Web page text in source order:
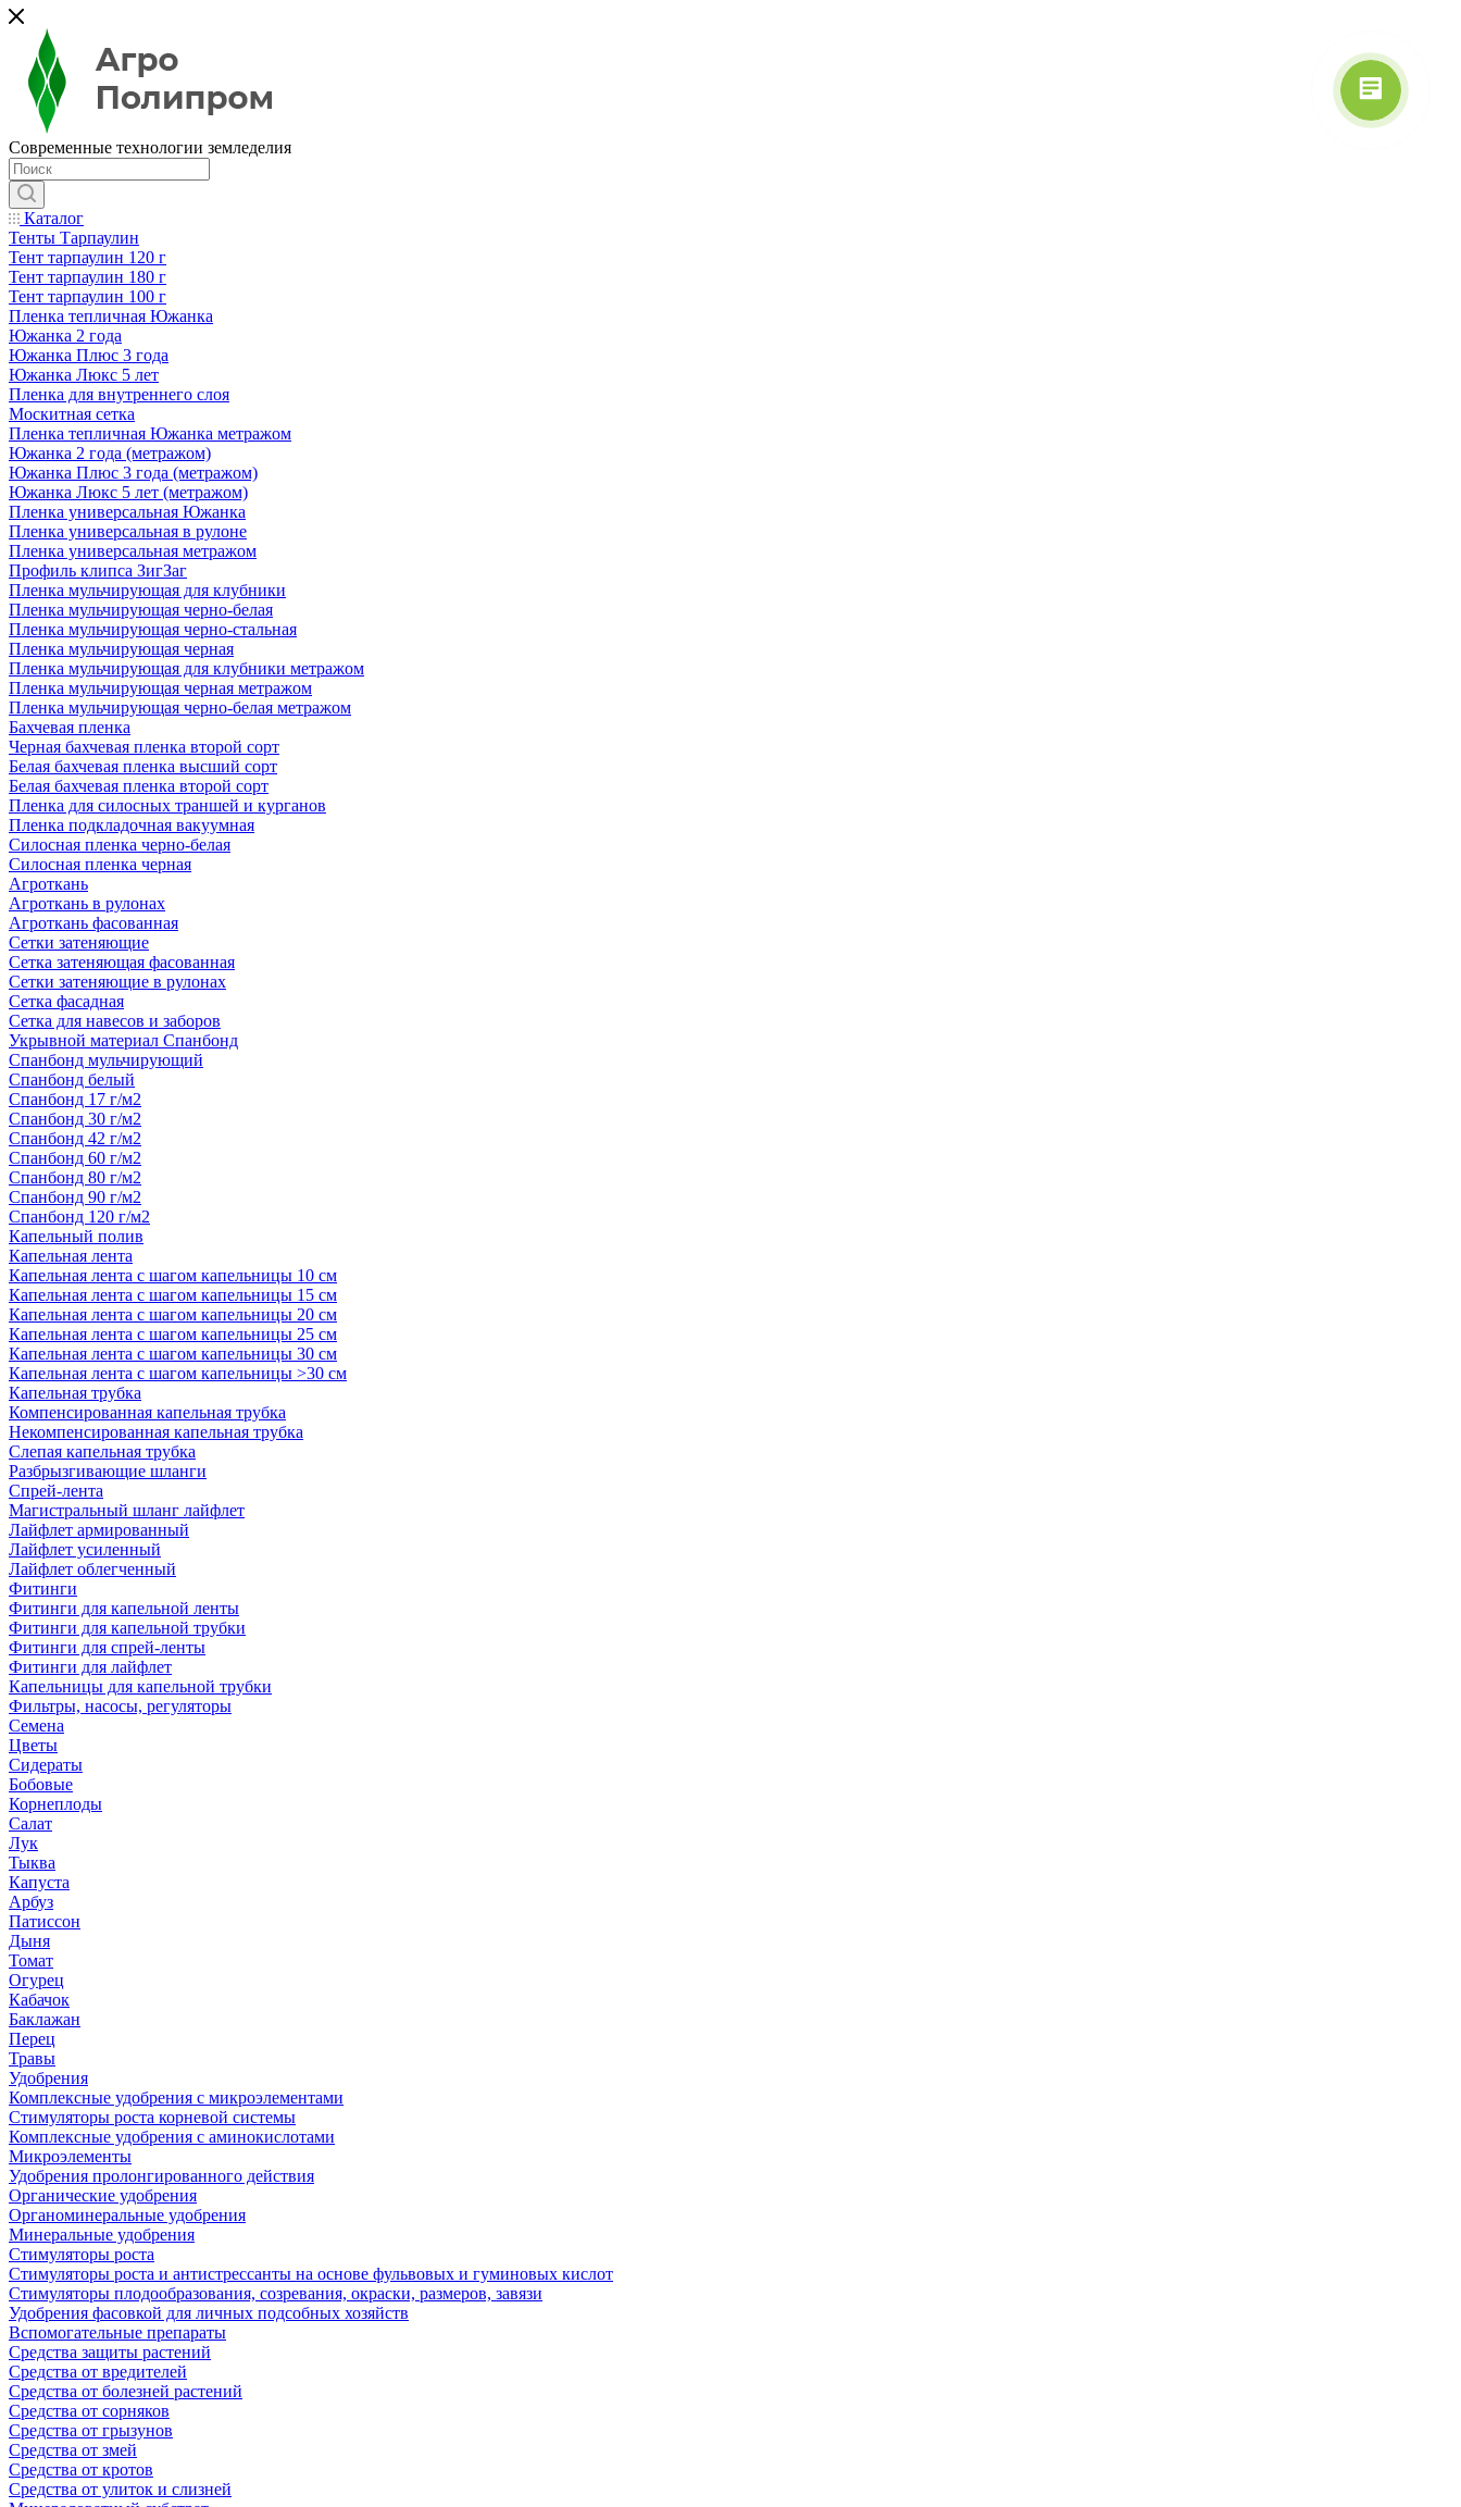
Современные технологии земледелия
Каталог
Тенты Тарпаулин
Тент тарпаулин 120 г
Тент тарпаулин 180 г
Тент тарпаулин 100 г
Пленка тепличная Южанка
Южанка 2 года
Южанка Плюс 3 года
Южанка Люкс 5 лет
Пленка для внутреннего слоя
Москитная сетка
Пленка тепличная Южанка метражом
Южанка 2 года (метражом)
Южанка Плюс 3 года (метражом)
Южанка Люкс 5 лет (метражом)
Пленка универсальная Южанка
Пленка универсальная в рулоне
Пленка универсальная метражом
Профиль клипса ЗигЗаг
Пленка мульчирующая для клубники
Пленка мульчирующая черно-белая
Пленка мульчирующая черно-стальная
Пленка мульчирующая черная
Пленка мульчирующая для клубники метражом
Пленка мульчирующая черная метражом
Пленка мульчирующая черно-белая метражом
Бахчевая пленка
Черная бахчевая пленка второй сорт
Белая бахчевая пленка высший сорт
Белая бахчевая пленка второй сорт
Пленка для силосных траншей и курганов
Пленка подкладочная вакуумная
Силосная пленка черно-белая
Силосная пленка черная
Агроткань
Агроткань в рулонах
Агроткань фасованная
Сетки затеняющие
Сетка затеняющая фасованная
Сетки затеняющие в рулонах
Сетка фасадная
Сетка для навесов и заборов
Укрывной материал Спанбонд
Спанбонд мульчирующий
Спанбонд белый
Спанбонд 17 г/м2
Спанбонд 30 г/м2
Спанбонд 42 г/м2
Спанбонд 60 г/м2
Спанбонд 80 г/м2
Спанбонд 90 г/м2
Спанбонд 120 г/м2
Капельный полив
Капельная лента
Капельная лента с шагом капельницы 10 см
Капельная лента с шагом капельницы 15 см
Капельная лента с шагом капельницы 20 см
Капельная лента с шагом капельницы 25 см
Капельная лента с шагом капельницы 30 см
Капельная лента с шагом капельницы >30 см
Капельная трубка
Компенсированная капельная трубка
Некомпенсированная капельная трубка
Слепая капельная трубка
Разбрызгивающие шланги
Спрей-лента
Магистральный шланг лайфлет
Лайфлет армированный
Лайфлет усиленный
Лайфлет облегченный
Фитинги
Фитинги для капельной ленты
Фитинги для капельной трубки
Фитинги для спрей-ленты
Фитинги для лайфлет
Капельницы для капельной трубки
Фильтры, насосы, регуляторы
Семена
Цветы
Сидераты
Бобовые
Корнеплоды
Салат
Лук
Тыква
Капуста
Арбуз
Патиссон
Дыня
Томат
Огурец
Кабачок
Баклажан
Перец
Травы
Удобрения
Комплексные удобрения с микроэлементами
Стимуляторы роста корневой системы
Комплексные удобрения с аминокислотами
Микроэлементы
Удобрения пролонгированного действия
Органические удобрения
Органоминеральные удобрения
Минеральные удобрения
Стимуляторы роста
Стимуляторы роста и антистрессанты на основе фульвовых и гуминовых кислот
Стимуляторы плодообразования, созревания, окраски, размеров, завязи
Удобрения фасовкой для личных подсобных хозяйств
Вспомогательные препараты
Средства защиты растений
Средства от вредителей
Средства от болезней растений
Средства от сорняков
Средства от грызунов
Средства от змей
Средства от кротов
Средства от улиток и слизней